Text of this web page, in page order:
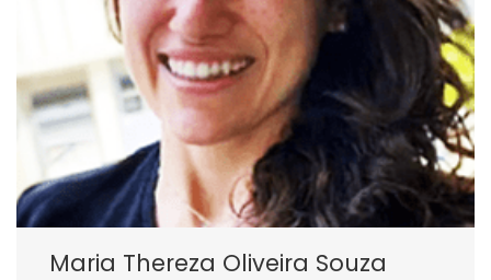
Maria Thereza Oliveira Souza